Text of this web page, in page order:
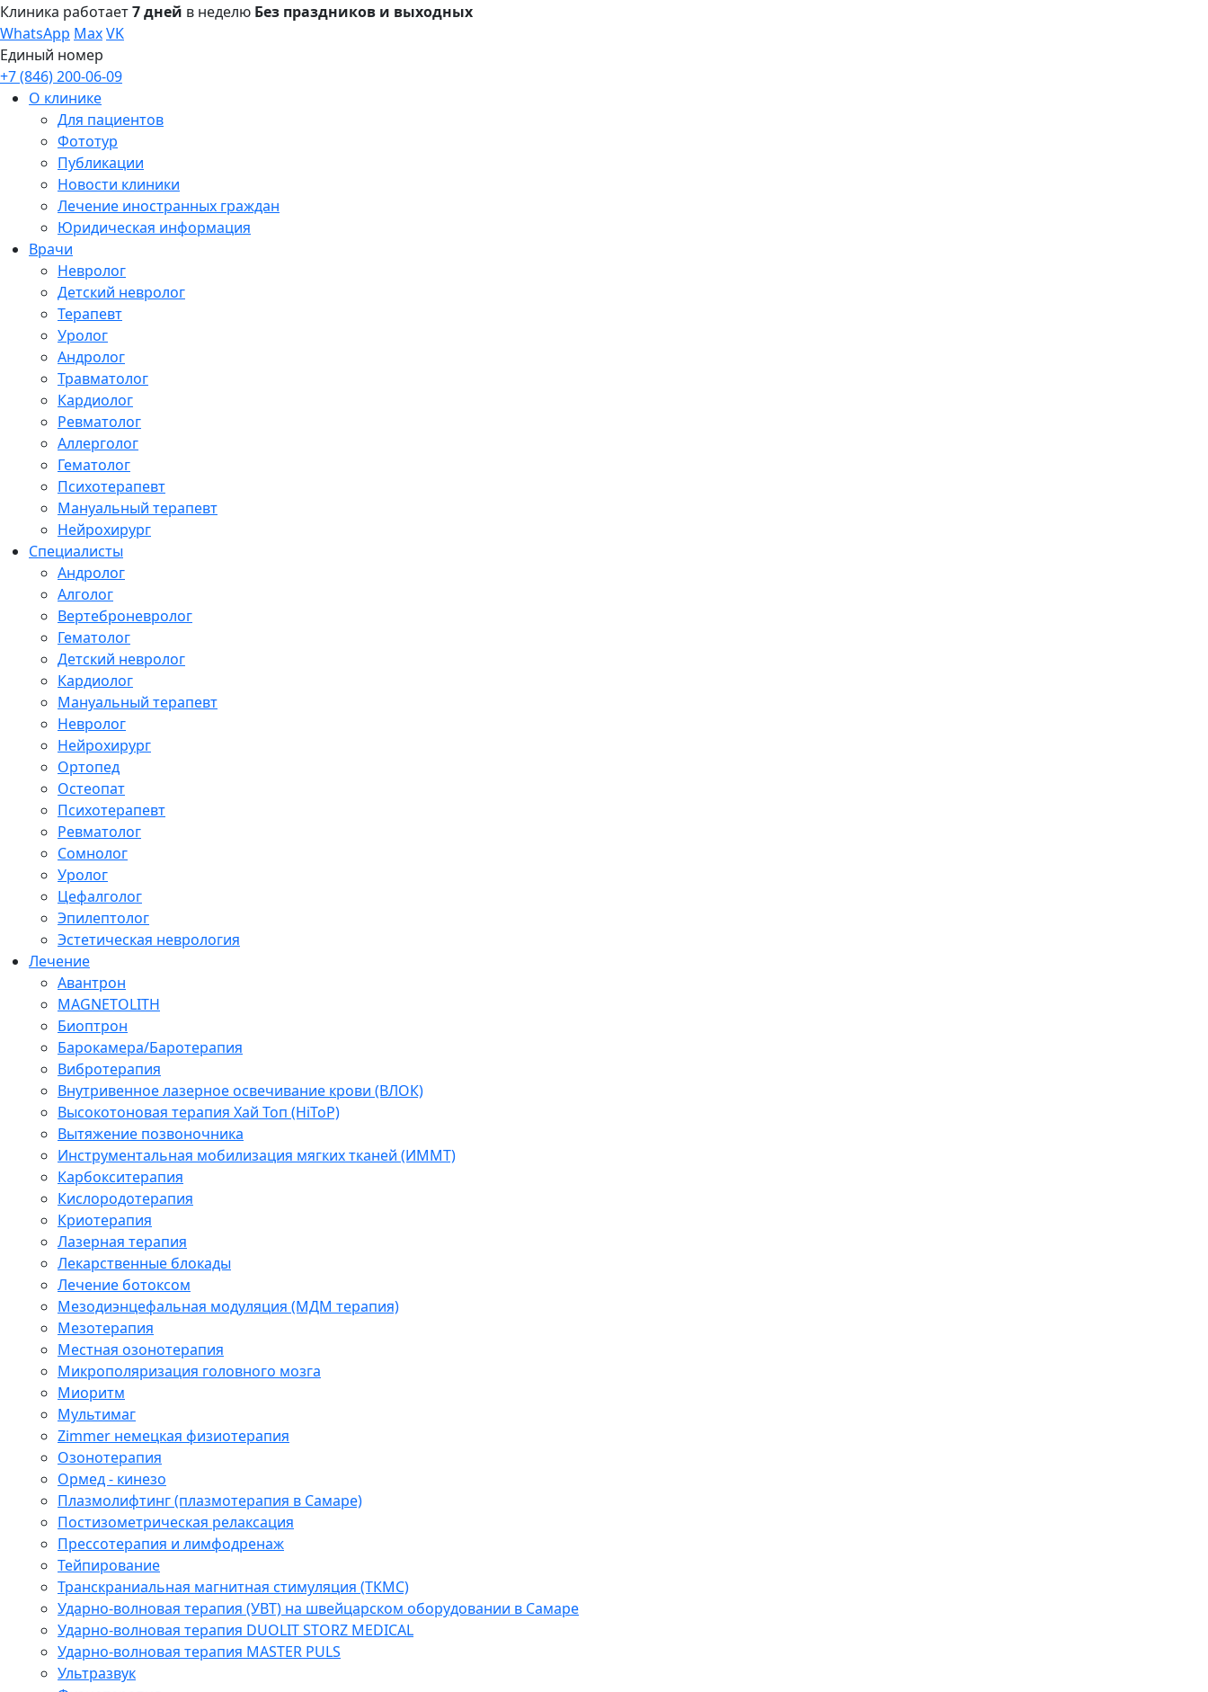
Клиника работает7 дней в неделю Без праздников и выходных
WhatsApp MaxVK
Единый номер
+7 (846) 200-06-09
О клинике
Для пациентов
Фототур
Публикации
Новости клиники
Лечение иностранных граждан
Юридическая информация
Врачи
Невролог
Детский невролог
Терапевт
Уролог
Андролог
Травматолог
Кардиолог
Ревматолог
Аллерголог
Гематолог
Психотерапевт
Мануальный терапевт
Нейрохирург
Специалисты
Андролог
Алголог
Вертеброневролог
Гематолог
Детский невролог
Кардиолог
Мануальный терапевт
Невролог
Нейрохирург
Ортопед
Остеопат
Психотерапевт
Ревматолог
Сомнолог
Уролог
Цефалголог
Эпилептолог
Эстетическая неврология
Лечение
Авантрон
MAGNETOLITH
Биоптрон
Барокамера/Баротерапия
Вибротерапия
Внутривенное лазерное освечивание крови (ВЛОК)
Высокотоновая терапия Хай Топ (HiToP)
Вытяжение позвоночника
Инструментальная мобилизация мягких тканей (ИММТ)
Карбокситерапия
Кислородотерапия
Криотерапия
Лазерная терапия
Лекарственные блокады
Лечение ботоксом
Мезодиэнцефальная модуляция (МДМ терапия)
Мезотерапия
Местная озонотерапия
Микрополяризация головного мозга
Миоритм
Мультимаг
Zimmer немецкая физиотерапия
Озонотерапия
Ормед - кинезо
Плазмолифтинг (плазмотерапия в Самаре)
Постизометрическая релаксация
Прессотерапия и лимфодренаж
Тейпирование
Транскраниальная магнитная стимуляция (ТКМС)
Ударно-волновая терапия (УВТ) на швейцарском оборудовании в Самаре
Ударно-волновая терапия DUOLIT STORZ MEDICAL
Ударно-волновая терапия MASTER PULS
Ультразвук